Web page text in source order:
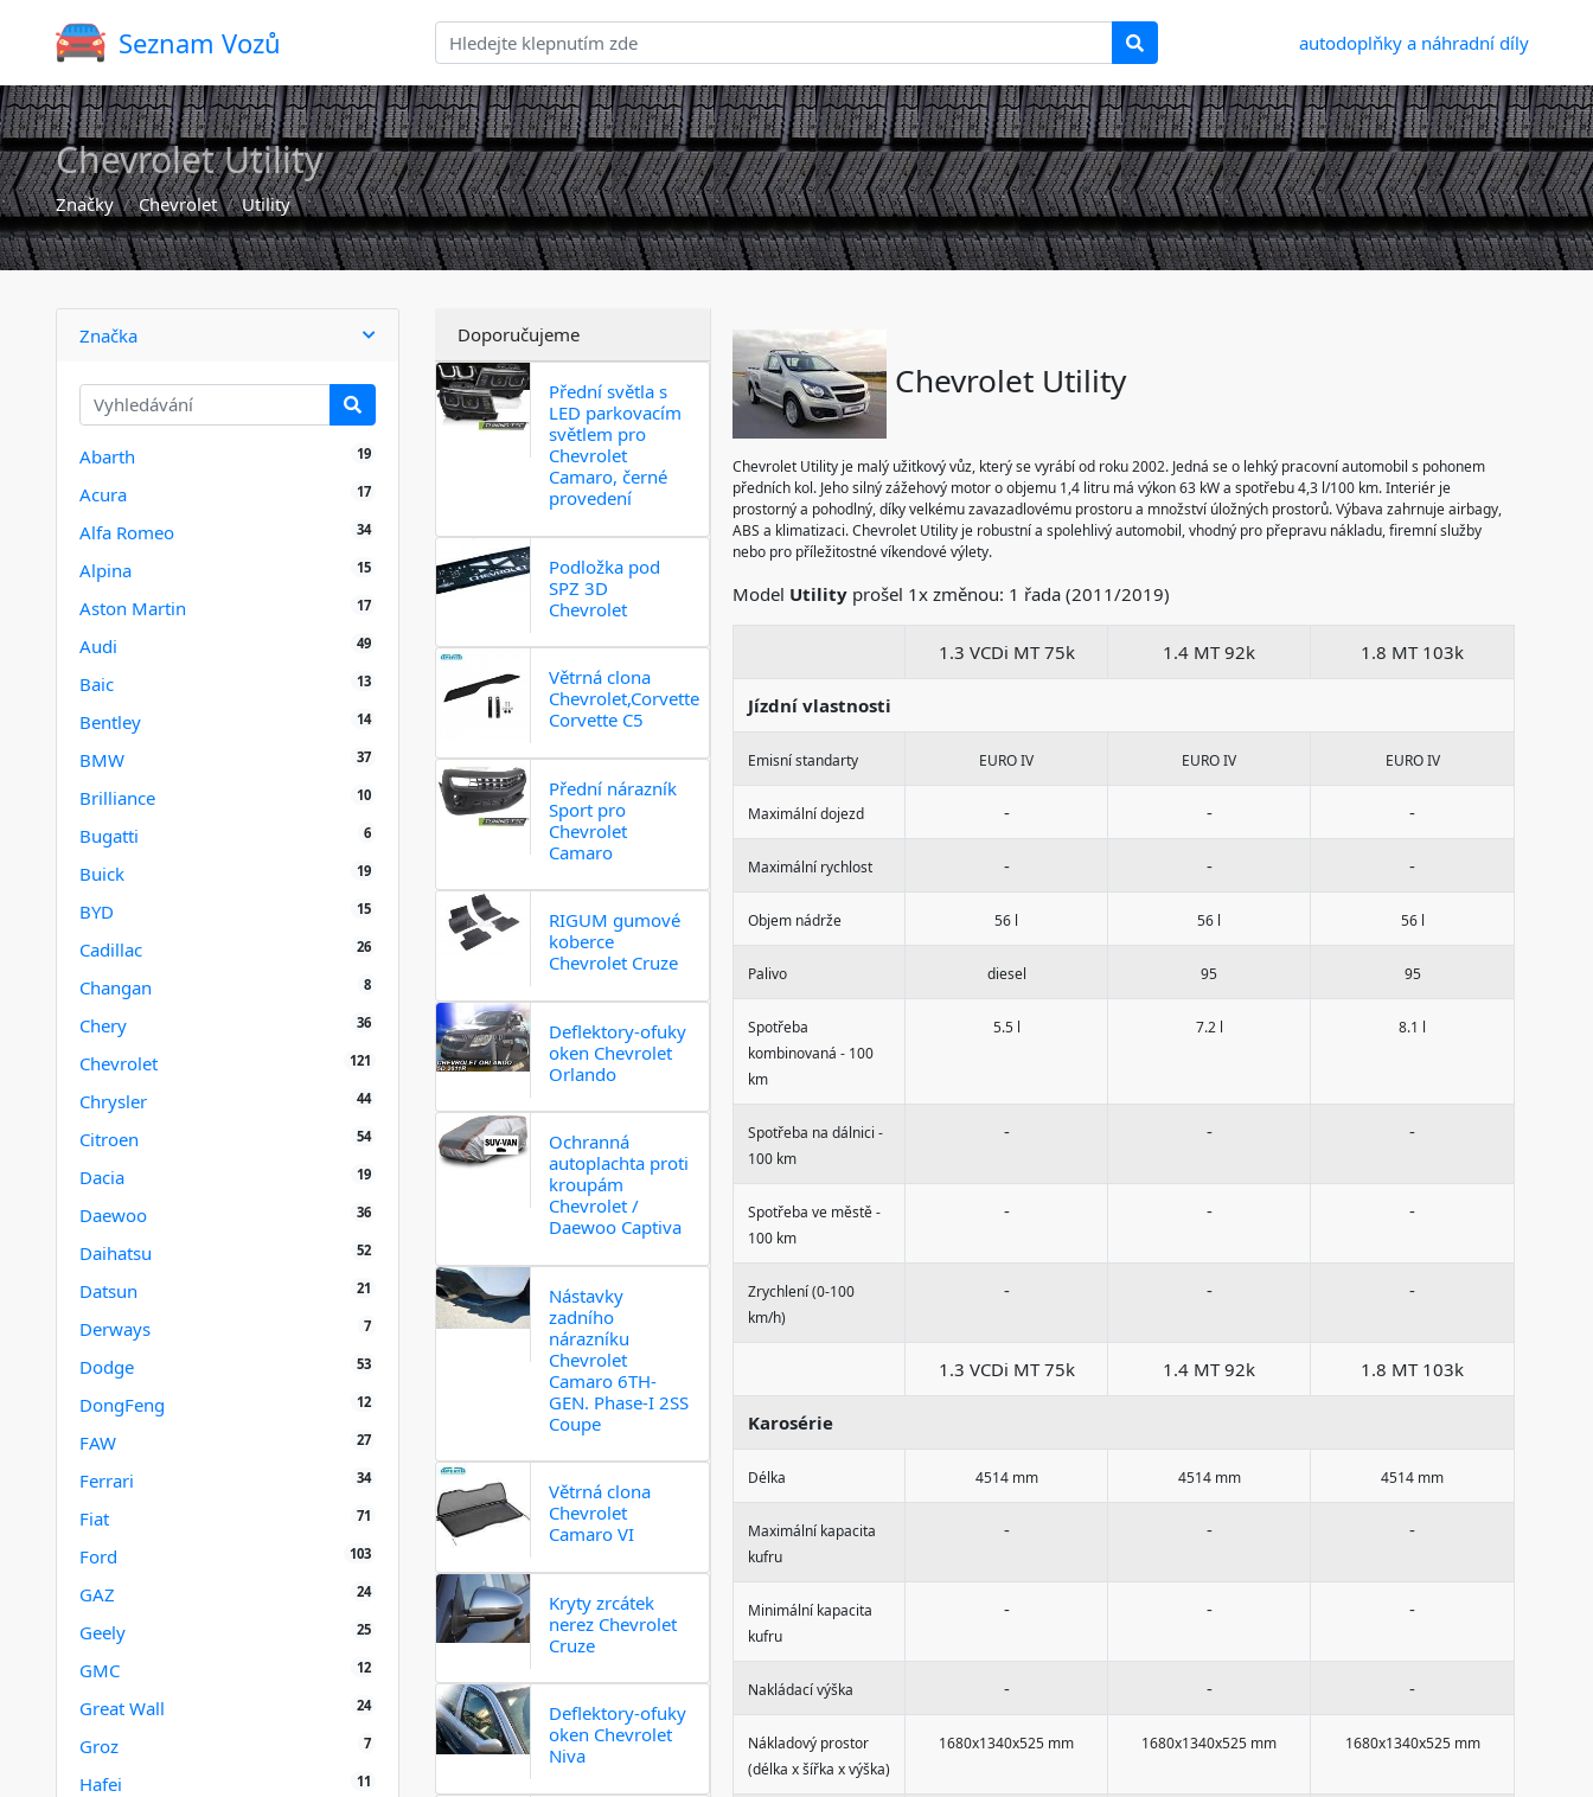
Seznam Vozů autodoplňky a náhradní díly
Chevrolet Utility
Značky Chevrolet Utility
Značka
Abarth 19
Acura 17
Alfa Romeo 34
Alpina 15
Aston Martin 17
Audi 49
Baic 13
Bentley 14
BMW 37
Brilliance 10
Bugatti 6
Buick 19
BYD 15
Cadillac 26
Changan 8
Chery 36
Chevrolet 121
Chrysler 44
Citroen 54
Dacia 19
Daewoo 36
Daihatsu 52
Datsun 21
Derways 7
Dodge 53
DongFeng 12
FAW 27
Ferrari 34
Fiat 71
Ford 103
GAZ 24
Geely 25
GMC 12
Great Wall 24
Groz 7
Hafei 11
Doporučujeme
Přední světla s
LED parkovacím
světlem pro
Chevrolet
Camaro, černé
provedení
Podložka pod
SPZ 3D
Chevrolet
Větrná clona
Chevrolet,Corvette
Corvette C5
Přední nárazník
Sport pro
Chevrolet
Camaro
RIGUM gumové
koberce
Chevrolet Cruze
Deflektory-ofuky
oken Chevrolet
Orlando
Ochranná
autoplachta proti
kroupám
Chevrolet /
Daewoo Captiva
Nástavky
zadního
nárazníku
Chevrolet
Camaro 6TH-
GEN. Phase-I 2SS
Coupe
Větrná clona
Chevrolet
Camaro VI
Kryty zrcátek
nerez Chevrolet
Cruze
Deflektory-ofuky
oken Chevrolet
Niva
Chevrolet Utility
Chevrolet Utility je malý užitkový vůz, který se vyrábí od roku 2002. Jedná se o lehký pracovní automobil s pohonem
předních kol. Jeho silný zážehový motor o objemu 1,4 litru má výkon 63 kW a spotřebu 4,3 l/100 km. Interiér je
prostorný a pohodlný, díky velkému zavazadlovému prostoru a množství úložných prostorů. Výbava zahrnuje airbagy,
ABS a klimatizaci. Chevrolet Utility je robustní a spolehlivý automobil, vhodný pro přepravu nákladu, firemní služby
nebo pro příležitostné víkendové výlety.
Model Utility prošel 1x změnou: 1 řada (2011/2019)
1.3 VCDi MT 75k 1.4 MT 92k 1.8 MT 103k
Jízdní vlastnosti
Emisní standarty EURO IV EURO IV EURO IV
Maximální dojezd - - -
Maximální rychlost - - -
Objem nádrže 56 l 56 l 56 l
Palivo diesel 95 95
Spotřeba
kombinovaná - 100
km
5.5 l 7.2 l 8.1 l
Spotřeba na dálnici -
100 km
- - -
Spotřeba ve městě -
100 km
- - -
Zrychlení (0-100
km/h)
- - -
1.3 VCDi MT 75k 1.4 MT 92k 1.8 MT 103k
Karosérie
Délka 4514 mm 4514 mm 4514 mm
Maximální kapacita
kufru
- - -
Minimální kapacita
kufru
- - -
Nakládací výška - - -
Nákladový prostor
(délka x šířka x výška)
1680x1340x525 mm 1680x1340x525 mm 1680x1340x525 mm